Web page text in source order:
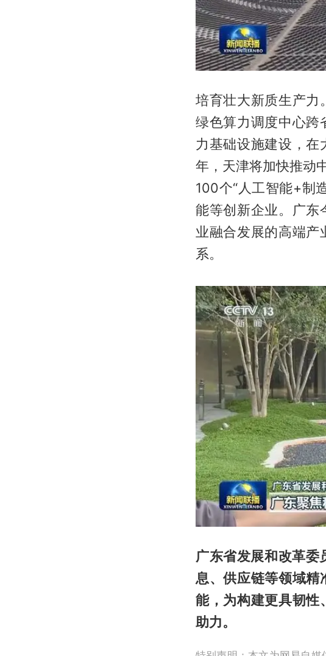
培育壮大新质生产力
绿色算力调度中心跨
力基础设施建设，
年，天津将加快推动
100个“人工智能+制
能等创新企业。广东
业融合发展的高端产
系。
广东省发展和改革委
息、供应链等领域精
能，为构建更具韧性
助力。